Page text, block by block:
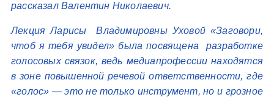
рассказал Валентин Николаевич.
Лекция Ларисы Владимировны Уховой «Заговори,
чтоб я тебя увидел» была посвящена разработке
голосовых связок, ведь медиапрофессии находятся
в зоне повышенной речевой ответственности, где
«голос» — это не только инструмент, но и грозное